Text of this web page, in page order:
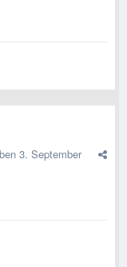
3. September